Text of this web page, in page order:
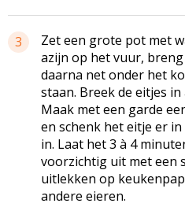
3
Zet een grote pot met
azijn op het vuur,
daarna net onder het
staan. Breek de eitjes
Maak met een garde
en schenk het eitje er
in. Laat het 3 à 4
voorzichtig uit met een
uitlekken op
andere eieren.